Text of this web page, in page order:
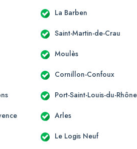
La Barben
Saint-Martin-de-Crau
Moulès
Cornillon-Confoux
Port-Saint-Louis-du-Rhône
Arles
Le Logis Neuf